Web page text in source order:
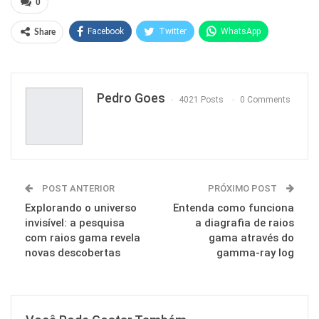
0
Share Facebook Twitter WhatsApp
Pedro Goes 4021 Posts 0 Comments
POST ANTERIOR
Explorando o universo
invisível: a pesquisa
com raios gama revela
novas descobertas
PRÓXIMO POST
Entenda como funciona
a diagrafia de raios
gama através do
gamma-ray log